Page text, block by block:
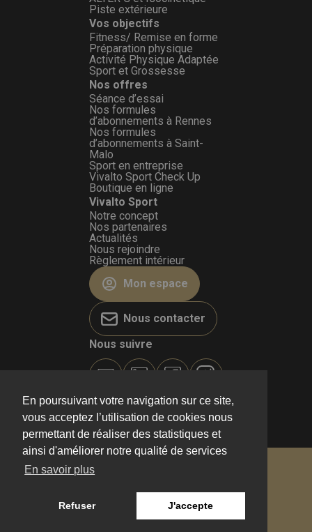
Piste extérieure
Vos objectifs
Fitness/ Remise en forme
Préparation physique
Activité Physique Adaptée
Sport et Grossesse
Nos offres
Séance d’essai
Nos formules
d’abonnements à Rennes
Nos formules
d’abonnements à Saint-
Malo
Sport en entreprise
Vivalto Sport Check Up
Boutique en ligne
Vivalto Sport
Notre concept
Nos partenaires
Actualités
Nous rejoindre
Règlement intérieur
Mon espace
Nous contacter
Nous suivre
Politique de confidentialité
En poursuivant votre navigation sur ce site,
vous acceptez l’utilisation de cookies nous
permettant de réaliser des statistiques et
ainsi d'améliorer notre qualité de services
En savoir plus
Refuser J'accepte